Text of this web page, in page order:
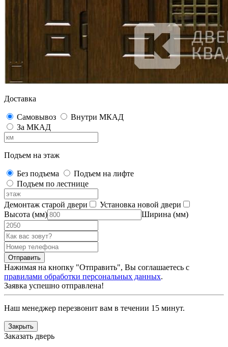
Доставка
Самовывоз
Внутри МКАД
За МКАД
Подъем на этаж
Без подъема
Подъем на лифте
Подъем по лестнице
Демонтаж старой двери
Установка новой двери
Высота (мм)
Ширина (мм)
Нажимая на кнопку "Отправить", Вы соглашаетесь с
правилами обработки персональных данных.
Заявка успешно отправлена!
Наш менеджер перезвонит вам в течении 15 минут.
Закрыть
Заказать дверь